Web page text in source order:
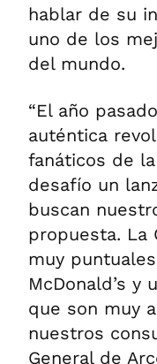
hablar de su
uno de los
del mundo.
“El año
auténtica
fanáticos de
desafío un
buscan
propuesta. La
muy
McDonald’s
que son muy
nuestros
General de